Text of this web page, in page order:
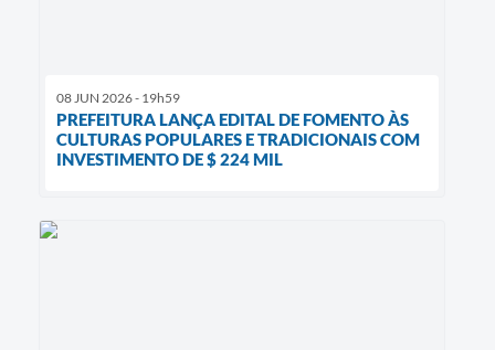
08 JUN 2026 - 19h59
PREFEITURA LANÇA EDITAL DE FOMENTO ÀS
CULTURAS POPULARES E TRADICIONAIS COM
INVESTIMENTO DE $ 224 MIL